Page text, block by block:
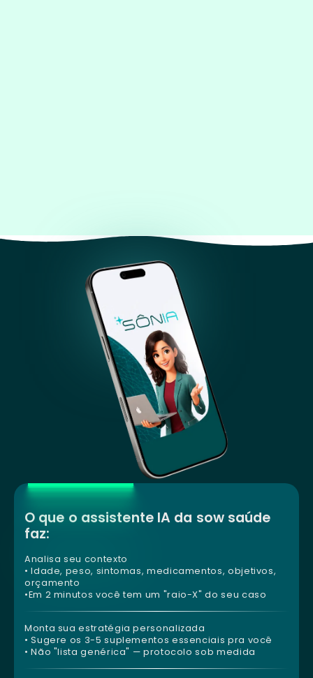
O que o assistente IA da sow saúde
faz:
Analisa seu contexto
• Idade, peso, sintomas, medicamentos, objetivos,
orçamento
•Em 2 minutos você tem um "raio-X" do seu caso
Monta sua estratégia personalizada
• Sugere os 3-5 suplementos essenciais pra você
• Não "lista genérica" — protocolo sob medida